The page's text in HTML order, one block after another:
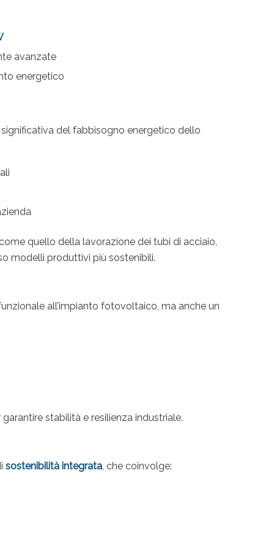
avanzate
energetico
del fabbisogno energetico dello
quello della lavorazione dei tubi di acciaio,
modelli produttivi più sostenibili.
all’impianto fotovoltaico, ma anche un
stabilità e resilienza industriale.
sostenibilità integrata , che coinvolge: